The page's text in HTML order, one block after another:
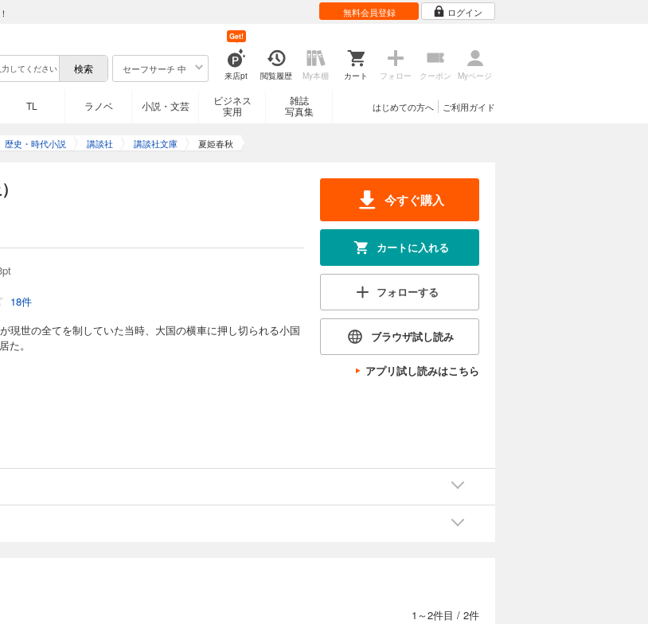
無料会員登録 ログイン
セーフサーチ 中
来店pt
Get!
閲覧履歴 My本棚 カート フォロー クーポン Myページ
TL ラノベ 小説・文芸
ビジネス
実用
雑誌
写真集
ご利用ガイド
はじめての方へ
歴史・時代小説 講談社 講談社文庫 夏姫春秋
pt
18件
現世の全てを制していた当時、大国の横車に押し切られる小国
た。
今すぐ購入
カートに入れる
フォローする
ブラウザ試し読み
アプリ試し読みはこちら
1～2件目 / 2件